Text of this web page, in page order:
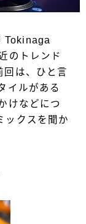
Tokinaga
のトレンド
回は、ひと言
イルがある
けなどにつ
ックスを聞か